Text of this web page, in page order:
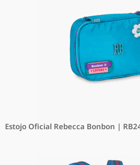
Estojo Oficial Rebecca Bonbon |